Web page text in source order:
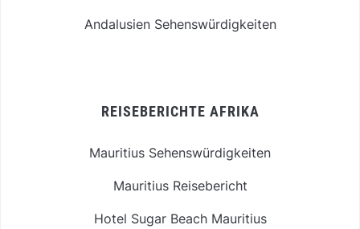
Andalusien Sehenswürdigkeiten
REISEBERICHTE AFRIKA
Mauritius Sehenswürdigkeiten
Mauritius Reisebericht
Hotel Sugar Beach Mauritius